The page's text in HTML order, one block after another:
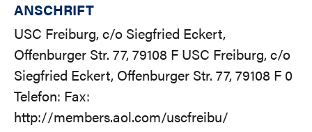
ANSCHRIFT
USC Freiburg, c/o Siegfried Eckert,
Offenburger Str. 77, 79108 F USC Freiburg, c/o
Siegfried Eckert, Offenburger Str. 77, 79108 F 0
Telefon: Fax:
http://members.aol.com/uscfreibu/